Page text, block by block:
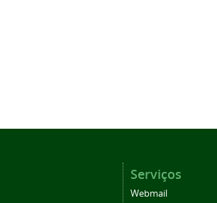
Serviços
Webmail